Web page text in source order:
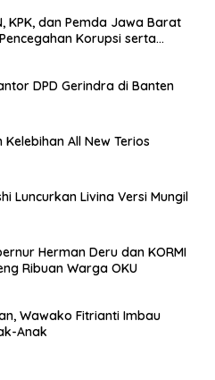
KPK, dan Pemda Jawa Barat
Korupsi serta
DPD Gerindra di Banten
All New Terios
Luncurkan Livina Versi Mungil
Herman Deru dan KORMI
Ribuan Warga OKU
Wawako Fitrianti Imbau
Anak